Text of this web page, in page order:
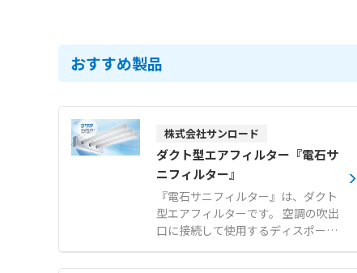
おすすめ製品
株式会社サンロード
ダクト型エアフィルター『電石サ
ニフィルター』
『電石サニフィルター』は、ダクト
型エアフィルターです。 空調の吹出
口に接続して使用するディスポーザ
ブルタイプのフィルターで、東レ株
式会社の開発によるトレミクロンを